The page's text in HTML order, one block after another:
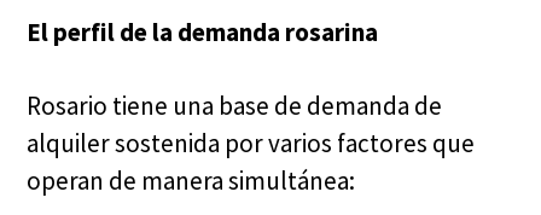
El perfil de la demanda rosarina
Rosario tiene una base de demanda de
alquiler sostenida por varios factores que
operan de manera simultánea: